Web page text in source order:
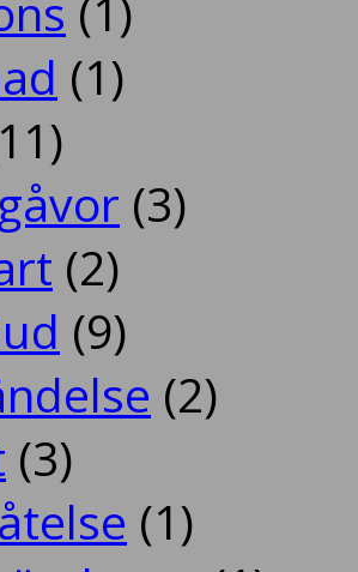
(1)
(1)
(3)
(2)
(9)
(2)
(3)
(1)